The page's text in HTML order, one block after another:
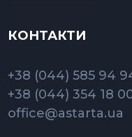
КОНТАКТИ
+38 (044) 585 94
+38 (044) 354 18
office@astarta.ua